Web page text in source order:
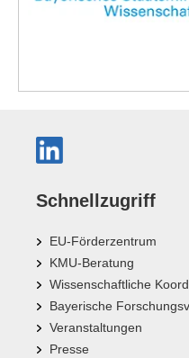
Schnellzugriff
EU-Förderzentrum
KMU-Beratung
Wissenschaftliche
Bayerische
Veranstaltungen
Presse